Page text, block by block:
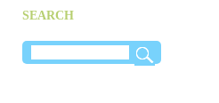
SEARCH